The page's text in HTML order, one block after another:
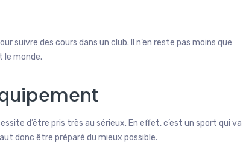
suivre des cours dans un club. Il n’en reste pas moins que
le monde.
d’être pris très au sérieux. En effet, c’est un sport qui va
donc être préparé du mieux possible.